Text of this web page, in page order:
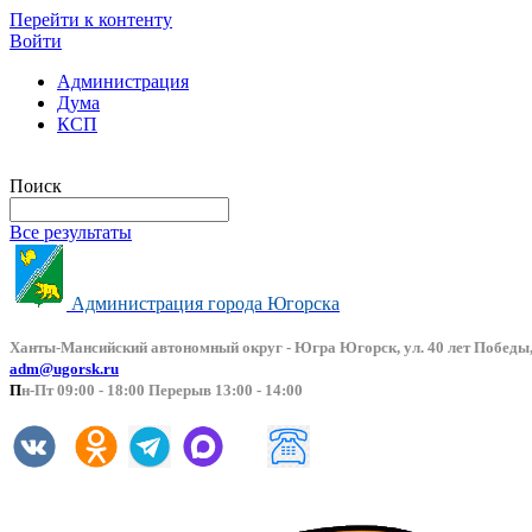
Перейти к контенту
Войти
Администрация
Дума
КСП
Поиск
Все результаты
Администрация города Югорска
Ханты-Мансийский автономный округ - Югра Югорск, ул. 40 лет
adm@ugorsk.ru
Пн-Пт 09:00 - 18:00 Перерыв 13:00 - 14:00